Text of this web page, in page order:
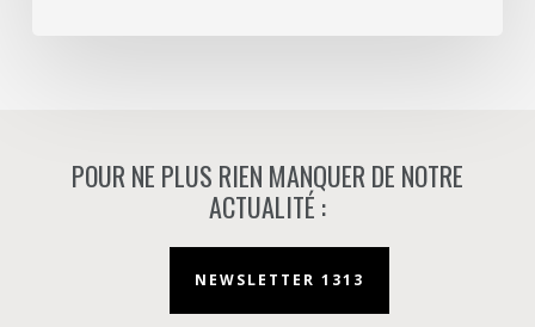
POUR NE PLUS RIEN MANQUER DE NOTRE
ACTUALITÉ :
NEWSLETTER 1313